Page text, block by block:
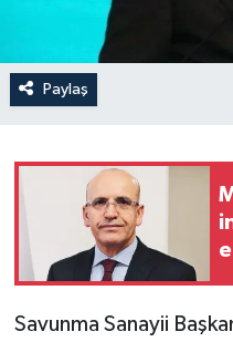
Paylaş
Savunma Sanayii